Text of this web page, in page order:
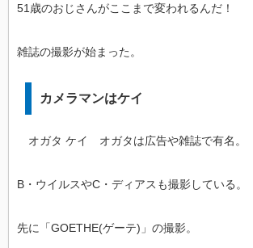
51歳のおじさんがここまで変われるんだ！
雑誌の撮影が始まった。
カメラマンはケイ
オガタ ケイ オガタは広告や雑誌で有名。
B・ウイルスやC・ディアスも撮影している。
先に「GOETHE(ゲーテ)」の撮影。